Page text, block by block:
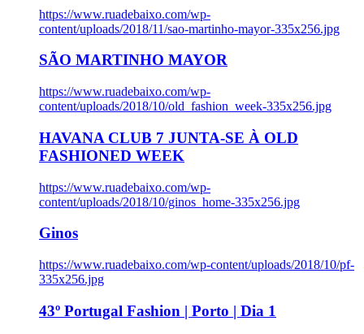
https://www.ruadebaixo.com/wp-
content/uploads/2018/11/sao-martinho-mayor-335x256.jpg
SÃO MARTINHO MAYOR
https://www.ruadebaixo.com/wp-
content/uploads/2018/10/old_fashion_week-335x256.jpg
HAVANA CLUB 7 JUNTA-SE À OLD
FASHIONED WEEK
https://www.ruadebaixo.com/wp-
content/uploads/2018/10/ginos_home-335x256.jpg
Ginos
https://www.ruadebaixo.com/wp-content/uploads/2018/10/pf-
335x256.jpg
43º Portugal Fashion | Porto | Dia 1